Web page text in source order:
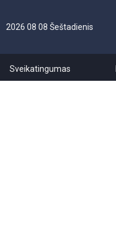
2026 08 08 Šeštadienis
Sveikatingumas